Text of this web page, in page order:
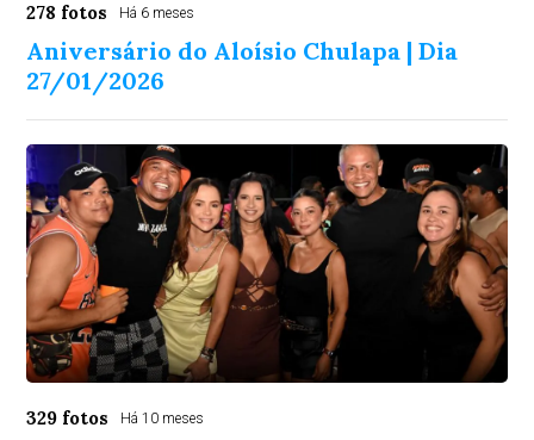
278 fotos Há 6 meses
Aniversário do Aloísio Chulapa | Dia
27/01/2026
329 fotos Há 10 meses